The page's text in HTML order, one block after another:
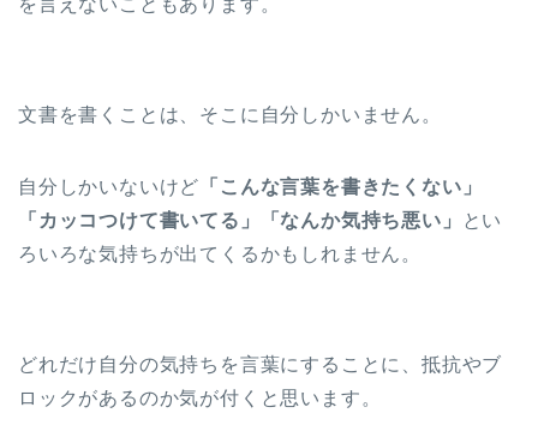
文書を書くことは、そこに自分しかいません。
自分しかいないけど 「こんな言葉を書きたくない」
「カッコつけて書いてる」「なんか気持ち悪い」
とい
ろいろな気持ちが出てくるかもしれません。
どれだけ自分の気持ちを言葉にすることに、抵抗やブ
ロックがあるのか気が付くと思います。